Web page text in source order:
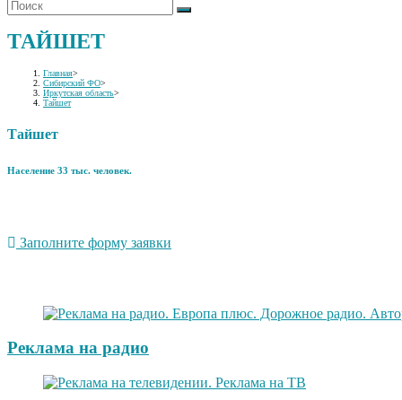
ТАЙШЕТ
Главная>
Сибирский ФО>
Иркутская область>
Тайшет
Тайшет
Население 33 тыс. человек.
Заполните форму заявки
Реклама на радио